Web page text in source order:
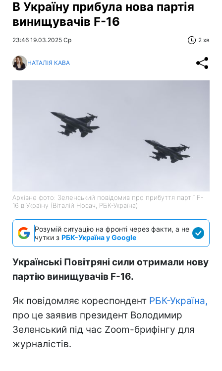
В Україну прибула нова партія
винищувачів F-16
23:46 19.03.2025 Ср 2 хв
НАТАЛІЯ КАВА
Архівне фото: Зеленський повідомив про прибуття партії F-
16 в Україну (Віталій Носач, РБК-Україна)
Розумій ситуацію на фронті через факти, а не
чутки з РБК-Україна у Google
Українські Повітряні сили отримали нову
партію винищувачів F-16.
Як повідомляє кореспондент РБК-Україна,
про це заявив президент Володимир
Зеленський під час Zoom-брифінгу для
журналістів.